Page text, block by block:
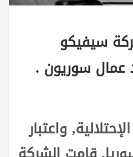
سيفيكو
عمال سوريون .
واعتبار